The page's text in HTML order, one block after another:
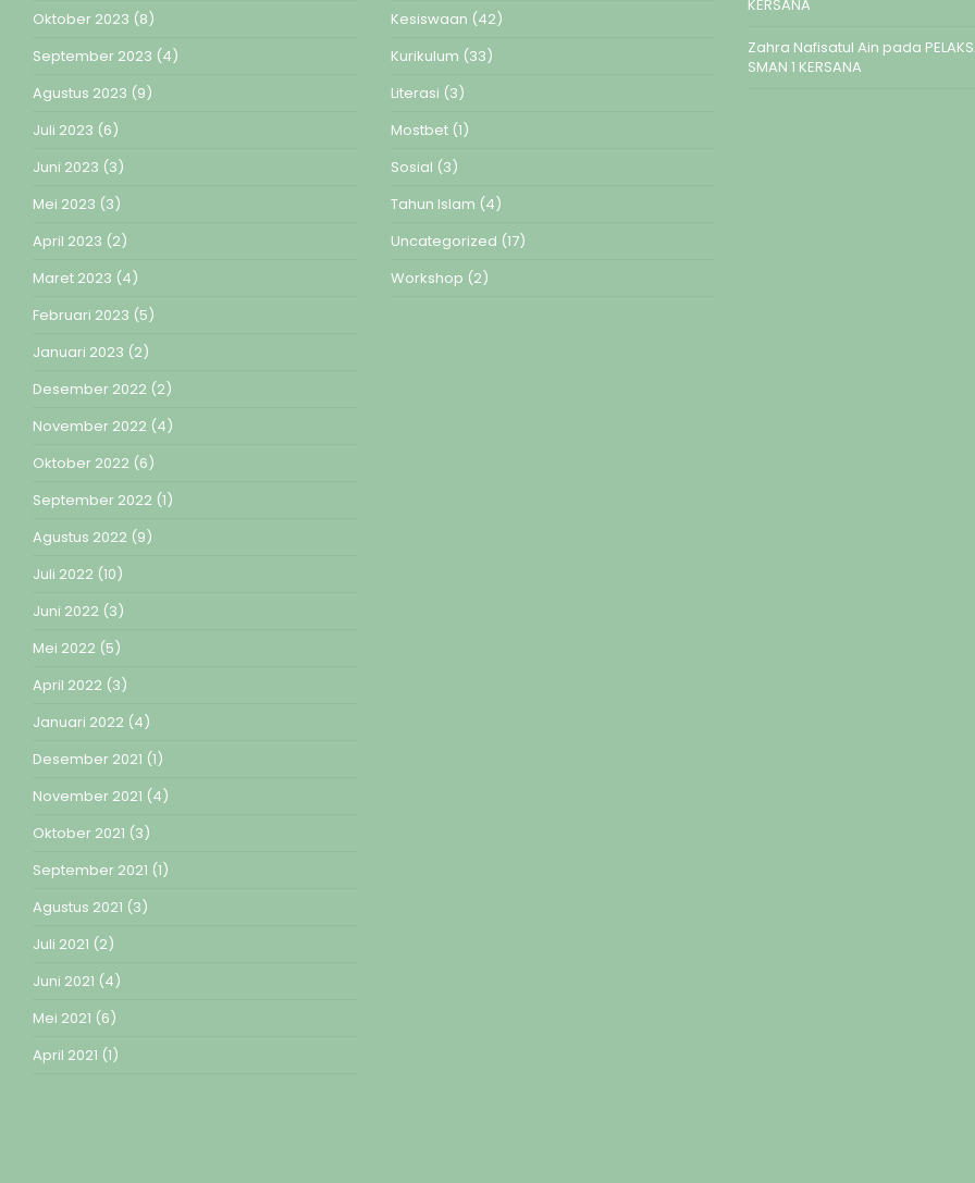
Oktober 2023 (8)
September 2023 (4)
Agustus 2023 (9)
Juli 2023 (6)
Juni 2023 (3)
Mei 2023 (3)
April 2023 (2)
Maret 2023 (4)
Februari 2023 (5)
Januari 2023 (2)
Desember 2022 (2)
November 2022 (4)
Oktober 2022 (6)
September 2022 (1)
Agustus 2022 (9)
Juli 2022 (10)
Juni 2022 (3)
Mei 2022 (5)
April 2022 (3)
Januari 2022 (4)
Desember 2021 (1)
November 2021 (4)
Oktober 2021 (3)
September 2021 (1)
Agustus 2021 (3)
Juli 2021 (2)
Juni 2021 (4)
Mei 2021 (6)
April 2021 (1)
Kesiswaan (42)
Kurikulum (33)
Literasi (3)
Mostbet(1)
Sosial (3)
Tahun Islam (4)
Uncategorized (17)
Workshop (2)
KERSANA
Zahra Nafisatul Ain pada
SMAN 1 KERSANA